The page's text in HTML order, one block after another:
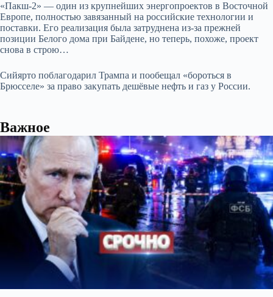
«Пакш-2» — один из крупнейших энергопроектов в Восточной
Европе, полностью завязанный на российские технологии и
поставки. Его реализация была затруднена из-за прежней
позиции Белого дома при Байдене, но теперь, похоже, проект
снова в строю…
Сийярто поблагодарил Трампа и пообещал «бороться в
Брюсселе» за право закупать дешёвые нефть и газ у России.
Важное